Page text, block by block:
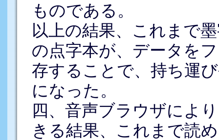
ものである。
以上の結果、これまで
の点字本が、データを
存することで、持ち運
になった。
四、音声ブラウザによ
きる結果、これまで読